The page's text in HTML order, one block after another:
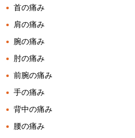
首の痛み
肩の痛み
腕の痛み
肘の痛み
前腕の痛み
手の痛み
背中の痛み
腰の痛み